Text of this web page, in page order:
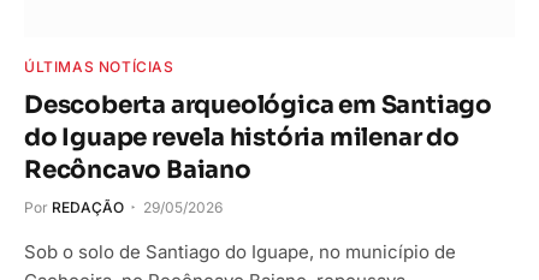
ÚLTIMAS NOTÍCIAS
Descoberta arqueológica em Santiago
do Iguape revela história milenar do
Recôncavo Baiano
Por REDAÇÃO 29/05/2026
Sob o solo de Santiago do Iguape, no município de